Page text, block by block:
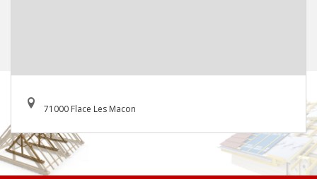
71000 Flace Les Macon